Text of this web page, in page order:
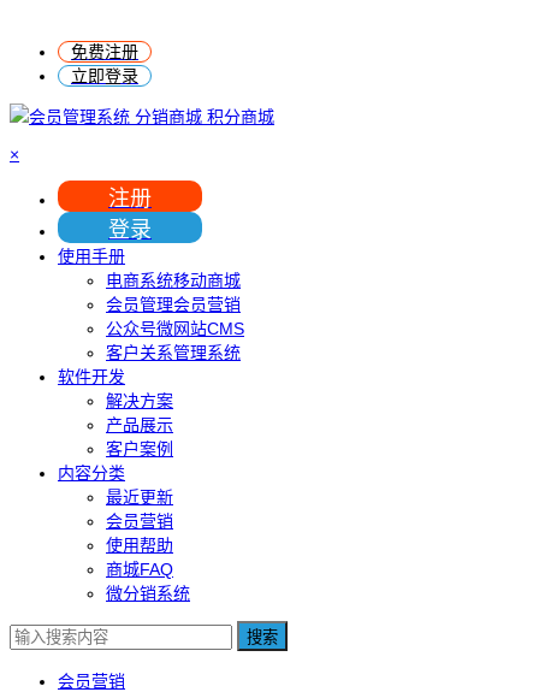
免费注册
立即登录
×
注册
登录
使用手册
电商系统移动商城
会员管理会员营销
公众号微网站CMS
客户关系管理系统
软件开发
解决方案
产品展示
客户案例
内容分类
最近更新
会员营销
使用帮助
商城FAQ
微分销系统
搜索
会员营销